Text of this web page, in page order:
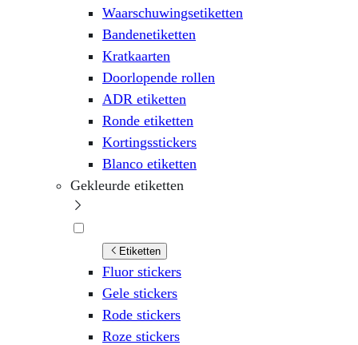
Waarschuwingsetiketten
Bandenetiketten
Kratkaarten
Doorlopende rollen
ADR etiketten
Ronde etiketten
Kortingsstickers
Blanco etiketten
Gekleurde etiketten
Etiketten
Fluor stickers
Gele stickers
Rode stickers
Roze stickers